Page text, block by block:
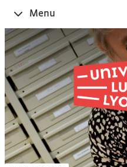
Ouvrir
le
Menu